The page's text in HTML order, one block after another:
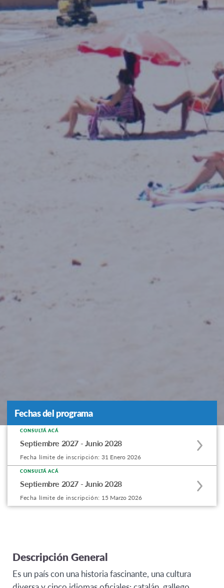
Fechas del programa
Fechas del programa
Apply
to
this
program
offering
CONSULTÁ ACÁ
Septiembre 2027 - Junio 2028
Fecha límite de inscripción: 31 Enero 2026
Apply
to
this
CONSULTÁ ACÁ
Septiembre 2027 - Junio 2028
Fecha límite de inscripción: 15 Marzo 2026
Descripción General
Es un país con una historia fascinante, una cultura